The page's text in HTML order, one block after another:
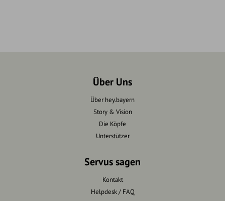
Über Uns
Über hey.bayern
Story & Vision
Die Köpfe
Unterstützer
Servus sagen
Kontakt
Helpdesk / FAQ